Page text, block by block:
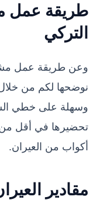
طريقة عمل
التركي
وعن طريقة عمل
نوضحها لكم من
وسهلة على خطي
أكواب من العيران.
مقادير